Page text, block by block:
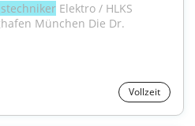
Elektro / HLKS
München Die Dr.
Vollzeit